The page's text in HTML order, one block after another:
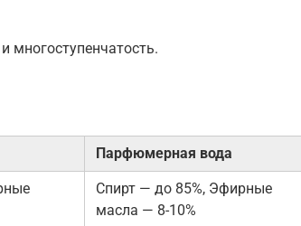
многоступенчатость.
Парфюмерная вода
Спирт — до 85%, Эфирные
масла — 8-10%